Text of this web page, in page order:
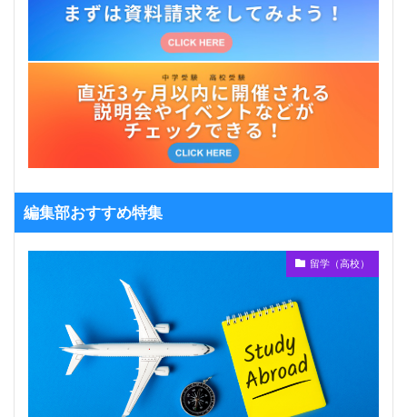
編集部おすすめ特集
留学（高校）